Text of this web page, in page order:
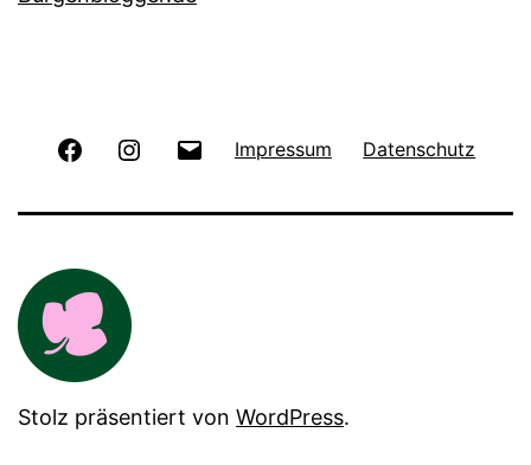
FacebookInstagram Impressum Datenschutz
Stolz präsentiert von WordPress.